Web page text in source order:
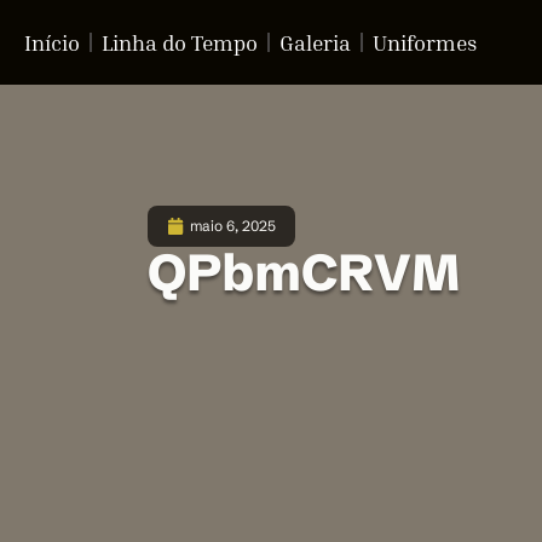
Início Linha do Tempo Galeria Uniformes
maio 6, 2025
QPbmCRVM